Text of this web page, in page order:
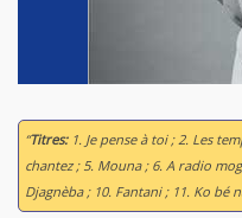
“Titres:1. Je pense à toi ; 2. Les
chantez ; 5. Mouna ; 6. A radio
Djagnèba ; 10. Fantani ; 11. Ko bé